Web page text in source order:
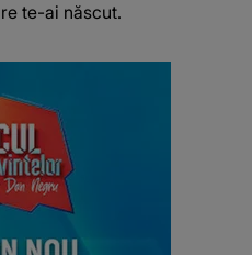
te-ai născut.